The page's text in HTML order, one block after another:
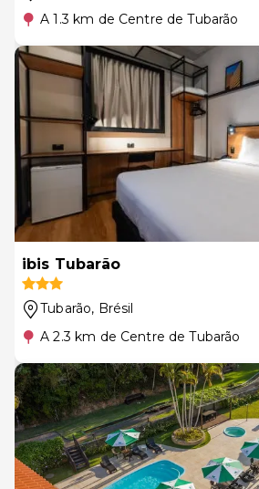
A 1.3 km de Centre de Tubarão
ibis Tubarão
Tubarão, Brésil
A 2.3 km de Centre de Tubarão